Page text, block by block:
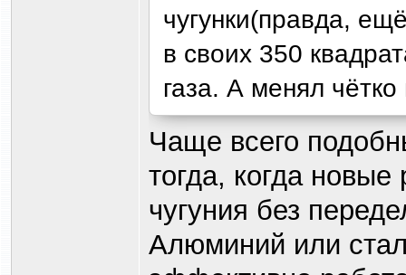
чугунки(правда,
в своих 350
газа. А менял
Чаще всего
тогда, когда
чугуния без
Алюминий или